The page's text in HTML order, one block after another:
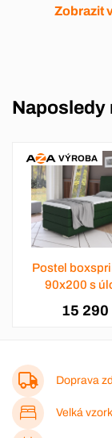
Zobrazit
Naposledy
VÝROBA
Postel
90x200 s
prostorem -
15 290
Doprava
Velká